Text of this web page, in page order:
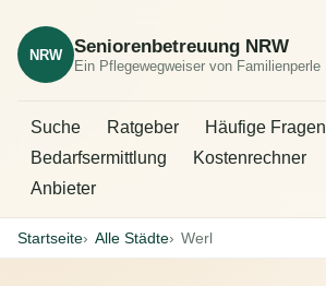
NRW Seniorenbetreuung NRW
Ein Pflegewegweiser von Familienperle
Suche Ratgeber
Häufige Fragen
Bedarfsermittlung
Kostenrechner
Anbieter
Startseite Alle Städte Werl